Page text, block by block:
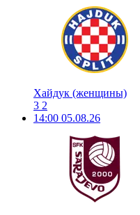
Хайдук (женщины)
3 2
14:00 05.08.26